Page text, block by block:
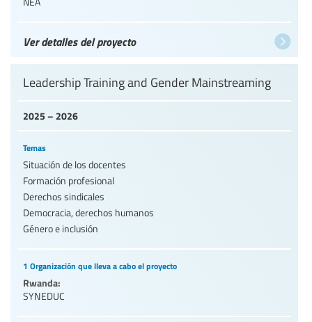
Ver detalles del proyecto
2025 – 2026
Leadership Training and Gender Mainstreaming
Temas
Situación de los docentes
Formación profesional
Derechos sindicales
Democracia, derechos humanos
Género e inclusión
1 Organización que lleva a cabo el proyecto
Rwanda:
SYNEDUC